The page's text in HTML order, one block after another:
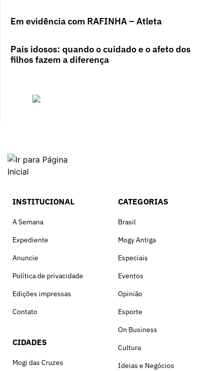
Em evidência com RAFINHA – Atleta
Pais idosos: quando o cuidado e o afeto dos
filhos fazem a diferença
INSTITUCIONAL
A Semana
Expediente
Anuncie
Política de privacidade
Edições impressas
Contato
CIDADES
Mogi das Cruzes
CATEGORIAS
Brasil
Mogy Antiga
Especiais
Eventos
Opinião
Esporte
On Business
Cultura
Ideias e Negócios